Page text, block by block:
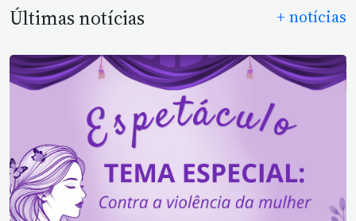
Últimas notícias + notícias